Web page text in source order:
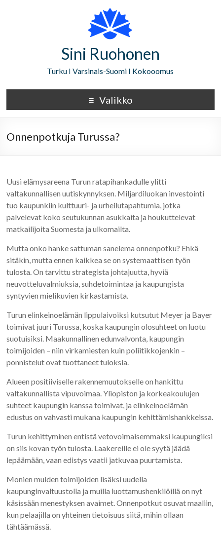
Sini Ruohonen
Turku I Varsinais-Suomi I Kokooomus
Valikko
Onnenpotkuja Turussa?
Uusi elämysareena Turun ratapihankadulle ylitti
valtakunnallisen uutiskynnyksen. Miljardiluokan investointi
tuo kaupunkiin kulttuuri- ja urheilutapahtumia, jotka
palvelevat koko seutukunnan asukkaita ja houkuttelevat
matkailijoita Suomesta ja ulkomailta.
Mutta onko hanke sattuman sanelema onnenpotku? Ehkä
sitäkin, mutta ennen kaikkea se on systemaattisen työn
tulosta. On tarvittu strategista johtajuutta, hyviä
neuvotteluvalmiuksia, suhdetoimintaa ja kaupungista
syntyvien mielikuvien kirkastamista.
Turun elinkeinoelämän lippulaivoiksi kutsutut Meyer ja Bayer
toimivat juuri Turussa, koska kaupungin olosuhteet on luotu
suotuisiksi. Maakunnallinen edunvalvonta, kaupungin
toimijoiden – niin virkamiesten kuin poliitikkojenkin –
ponnistelut ovat tuottaneet tuloksia.
Alueen positiiviselle rakennemuutokselle on hankittu
valtakunnallista vipuvoimaa. Yliopiston ja korkeakoulujen
suhteet kaupungin kanssa toimivat, ja elinkeinoelämän
edustus on vahvasti mukana kaupungin kehittämishankkeissa.
Turun kehittyminen entistä vetovoimaisemmaksi kaupungiksi
on siis kovan työn tulosta. Laakereille ei ole syytä jäädä
lepäämään, vaan edistys vaatii jatkuvaa puurtamista.
Monien muiden toimijoiden lisäksi uudella
kaupunginvaltuustolla ja muilla luottamushenkilöillä on nyt
käsissään menestyksen avaimet. Onnenpotkut osuvat maaliin,
kun pelaajilla on yhteinen tietoisuus siitä, mihin ollaan
tähtäämässä.